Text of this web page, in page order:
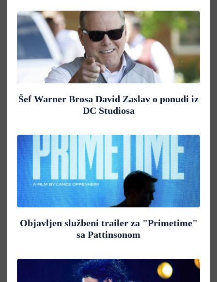
Šef Warner Brosa David Zaslav o ponudi iz
DC Studiosa
Objavljen službeni trailer za "Primetime"
sa Pattinsonom